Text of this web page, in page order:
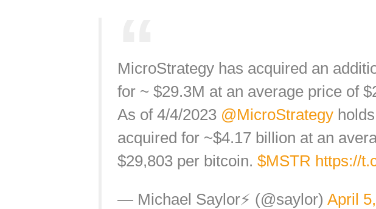
MicroStrategy has acquired an
for ~ $29.3M at an average price of
As of 4/4/2023 @MicroStrategyholds
acquired for ~$4.17 billion at an
$29,803 per bitcoin. $MSTR https://
— Michael Saylor⚡️ (@saylor) April